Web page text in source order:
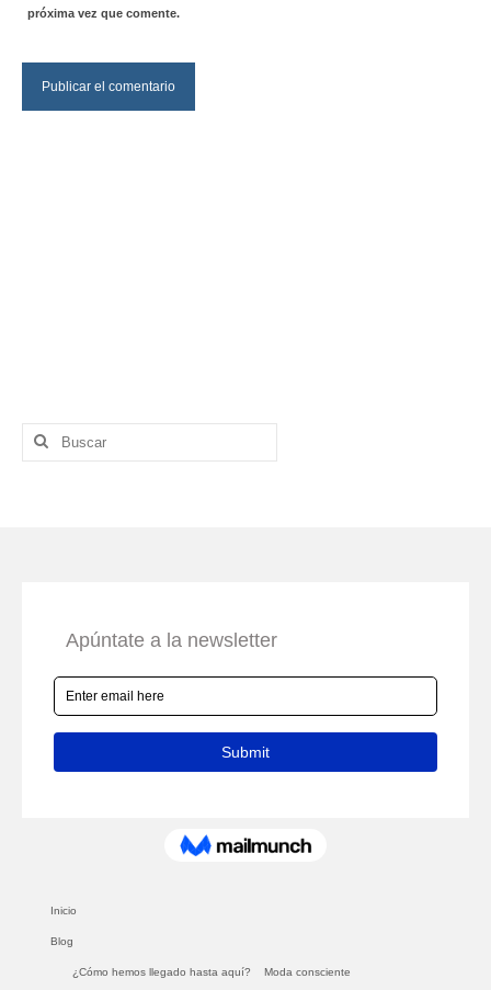
próxima vez que comente.
Buscar
Inicio
Blog
¿Cómo hemos llegado hasta aquí? Moda consciente